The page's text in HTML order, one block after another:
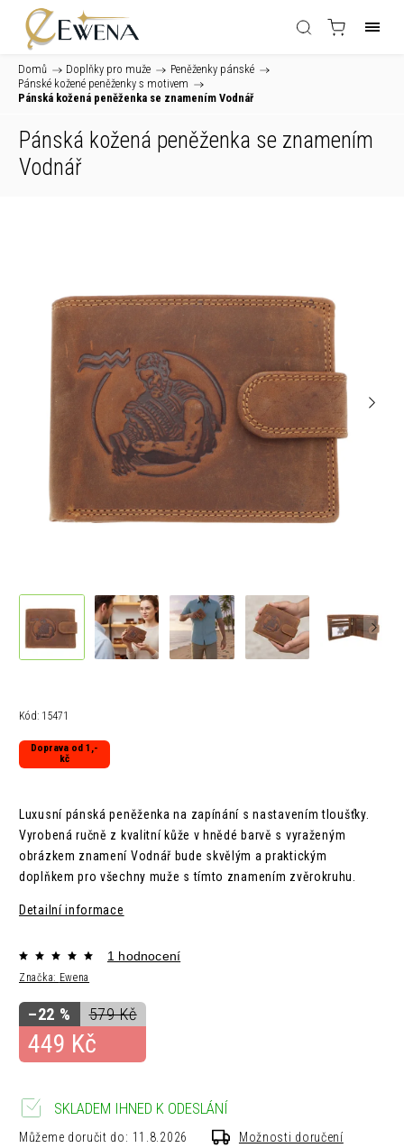
Domů / Doplňky pro muže / Peněženky pánské /
Pánské kožené peněženky s motivem /
Pánská kožená peněženka se znamením Vodnář
Pánská kožená peněženka se znamením
Vodnář
Kód: 15471
Doprava od 1,-
kč
Luxusní pánská peněženka na zapínání s nastavením tloušťky.
Vyrobená ručně z kvalitní kůže v hnědé barvě s vyraženým
obrázkem znamení Vodnář bude skvělým a praktickým
doplňkem pro všechny muže s tímto znamením zvěrokruhu.
Detailní informace
Značka: Ewena
1 hodnocení
579 Kč
–22 %
449 Kč
SKLADEM IHNED K ODESLÁNÍ
Můžeme doručit do: 11.8.2026 Možnosti doručení